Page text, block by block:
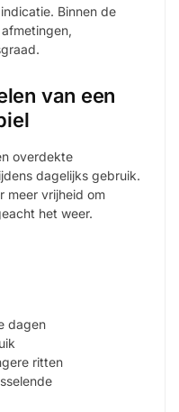
Binnen de
van een
overdekte
dagelijks gebruik.
meer vrijheid om
het weer.
dagen
ritten